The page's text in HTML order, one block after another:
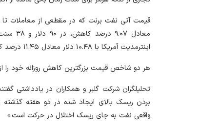
اینترمدیت آمریکا با ۱۰.۴۸ دلار معادل ۱۱.۴۵ درصد کاهش، در ۸۳ دلار و ۸۵ سنت در هر بشکه بسته شد.
هر دو شاخص قیمت بزرگترین کاهش روزانه خود را
تحلیلگران شرکت گلبر و همکاران در یادداشتی
بردن ریسک بالای ایجاد شده در دو هفته
واقعی نفت به جای ریسک اختلال در حرکت است.»